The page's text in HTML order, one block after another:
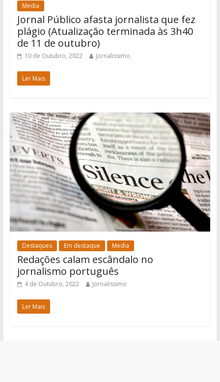
Media
Jornal Público afasta jornalista que fez
plágio (Atualização terminada às 3h40
de 11 de outubro)
10 de Outubro, 2022 Jornalissimo
Ler Mais
Destaques Em destaque Media
Redações calam escândalo no
jornalismo português
4 de Outubro, 2022 Jornalissimo
Ler Mais